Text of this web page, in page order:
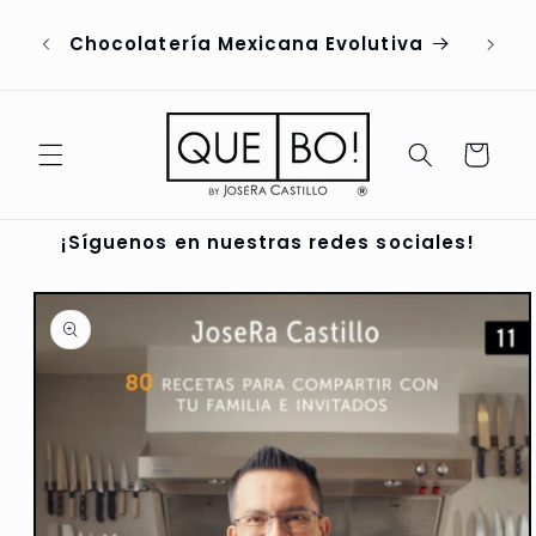
al contenido
PEDIDOS FORANEOS POR WHATSAPP
Carrito
¡Síguenos en nuestras redes sociales!
directamente
información
del producto